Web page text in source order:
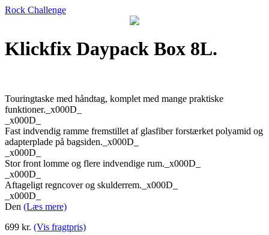
Rock Challenge
Klickfix Daypack Box 8L.
Touringtaske med håndtag, komplet med mange praktiske
funktioner._x000D_
_x000D_
Fast indvendig ramme fremstillet af glasfiber forstærket polyamid og
adapterplade på bagsiden._x000D_
_x000D_
Stor front lomme og flere indvendige rum._x000D_
_x000D_
Aftageligt regncover og skulderrem._x000D_
_x000D_
Den (Læs mere)
699 kr. (Vis fragtpris)